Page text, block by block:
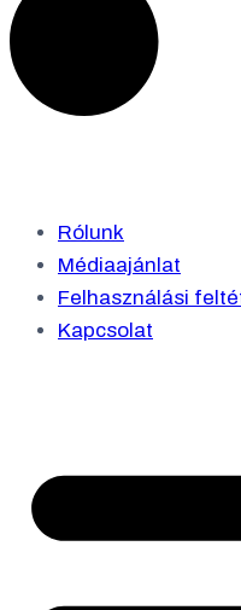
Rólunk
Médiaajánlat
Felhasználási
Kapcsolat